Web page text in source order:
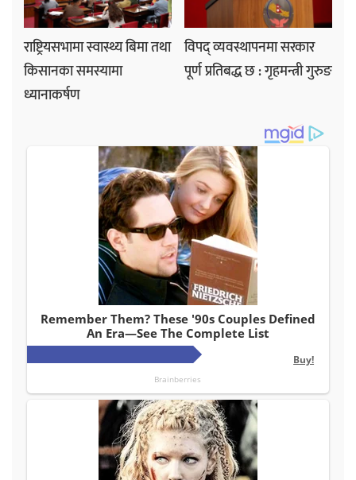
राष्ट्रियसभामा स्वास्थ्य बिमा तथा
किसानका समस्यामा
ध्यानाकर्षण
विपद् व्यवस्थापनमा सरकार
पूर्ण प्रतिबद्ध छ : गृहमन्त्री गुरुङ